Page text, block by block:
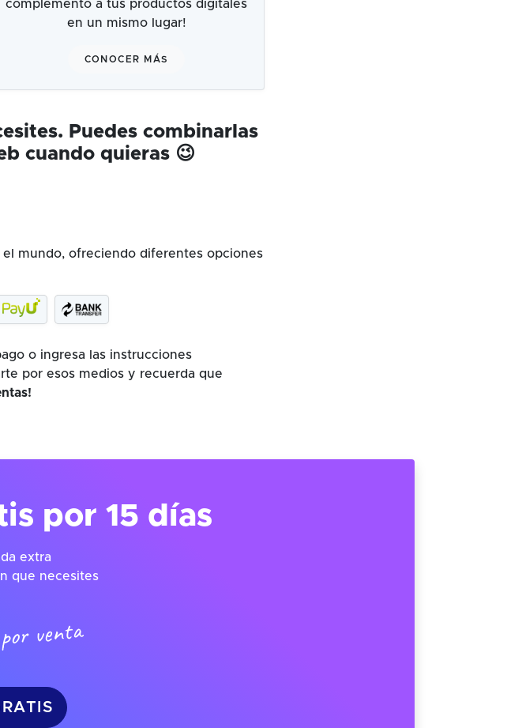
complemento a tus productos digitales
en un mismo lugar!
CONOCER MÁS
Puedes combinarlas
cuando quieras 😉
mundo, ofreciendo diferentes opciones
o ingresa las instrucciones
por esos medios y recuerda que
por 15 días
extra
que necesites
venta